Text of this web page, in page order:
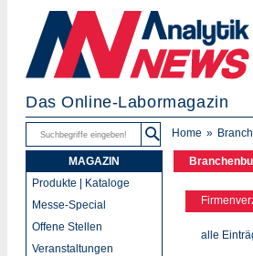
Das Online-Labormagazin
Home
alle
MAGAZIN
Produkte | Kataloge
Messe-Special
Offene Stellen
Veranstaltungen